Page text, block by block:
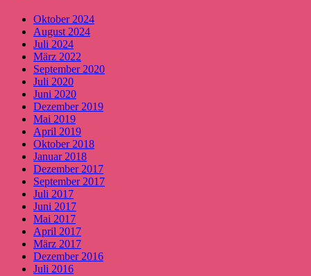
Oktober 2024
August 2024
Juli 2024
März 2022
September 2020
Juli 2020
Juni 2020
Dezember 2019
Mai 2019
April 2019
Oktober 2018
Januar 2018
Dezember 2017
September 2017
Juli 2017
Juni 2017
Mai 2017
April 2017
März 2017
Dezember 2016
Juli 2016